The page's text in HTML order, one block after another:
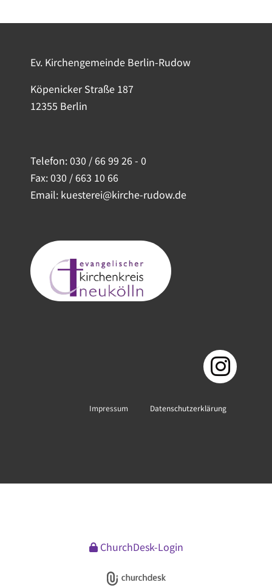
Ev. Kirchengemeinde Berlin-Rudow
Köpenicker Straße 187
12355 Berlin
Telefon:030 / 66 99 26 - 0
Fax: 030 / 663 10 66
Email: kuesterei@kirche-rudow.de
Impressum Datenschutzerklärung
ChurchDesk-Login